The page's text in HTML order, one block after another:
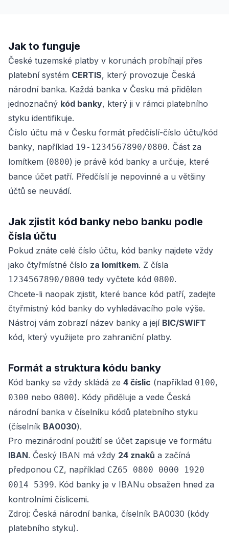
Jak to funguje
České tuzemské platby v korunách probíhají přes
platební systém CERTIS, který provozuje Česká
národní banka. Každá banka v Česku má přidělen
jednoznačný kód banky, který ji v rámci platebního
styku identifikuje.
Číslo účtu má v Česku formát předčíslí-číslo účtu/kód
banky, například 19-1234567890/0800. Část za
lomítkem (0800) je právě kód banky a určuje, které
bance účet patří. Předčíslí je nepovinné a u většiny
účtů se neuvádí.
Jak zjistit kód banky nebo banku podle
čísla účtu
Pokud znáte celé číslo účtu, kód banky najdete vždy
jako čtyřmístné číslo za lomítkem. Z čísla
1234567890/0800 tedy vyčtete kód 0800.
Chcete-li naopak zjistit, které bance kód patří, zadejte
čtyřmístný kód banky do vyhledávacího pole výše.
Nástroj vám zobrazí název banky a její BIC/SWIFT
kód, který využijete pro zahraniční platby.
Formát a struktura kódu banky
Kód banky se vždy skládá ze 4 číslic (například 0100,
0300 nebo 0800). Kódy přiděluje a vede Česká
národní banka v číselníku kódů platebního styku
(číselník BA0030).
Pro mezinárodní použití se účet zapisuje ve formátu
IBAN. Český IBAN má vždy 24 znaků a začíná
předponou CZ, například CZ65 0800 0000 1920
0014 5399. Kód banky je v IBANu obsažen hned za
kontrolními číslicemi.
Zdroj: Česká národní banka, číselník BA0030 (kódy
platebního styku).